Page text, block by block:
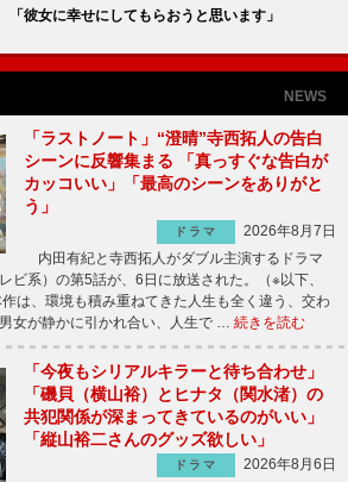
彼女に幸せにしてもらおうと思います」
NEWS
「ラストノート」“澄晴”寺西拓人の告白
シーンに反響集まる 「真っすぐな告白が
カッコいい」「最高のシーンをありがと
う」
ドラマ
2026年8月7日
内田有紀と寺西拓人がダブル主演するドラマ
ビ系）の第5話が、6日に放送された。（※以下、
は、環境も積み重ねてきた人生も全く違う、交わ
女が静かに引かれ合い、人生で … 続きを読む
「今夜もシリアルキラーと待ち合わせ」
「磯貝（横山裕）とヒナタ（関水渚）の
共犯関係が深まってきているのがいい」
「縦山裕二さんのグッズ欲しい」
ドラマ
2026年8月6日